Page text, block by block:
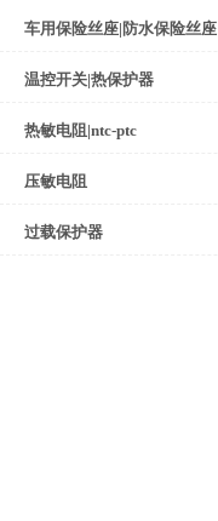
车用保险丝座|防水保险丝座
温控开关|热保护器
热敏电阻|ntc-ptc
压敏电阻
过载保护器